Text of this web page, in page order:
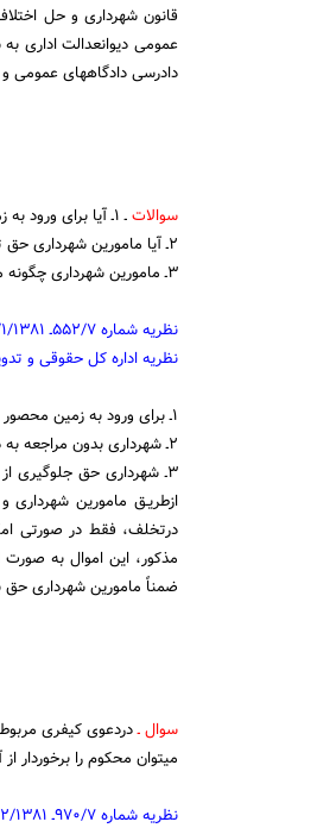
قانون شهرداری و حل
دادرسی دادگاههای عمومی
سوالاتـ ۱ـ آیا برای ورود به زمین محصور نیاز به اجازه رئیس دادگستری هست یا خیر؟
۲ـ آیا مامورین شهرداری حق تخریب بنای غیر مجاز را دارند یا خیر؟
۳ـ مامورین شهرداری چگونه میتوانند از احداث بنای غیر مجاز جلوگیری کنند؟
نظریه شماره ۵۵۲/۷ـ ۲۵/۱/۱۳۸۱
نظریه اداره کل حقوقی و
۱ـ برای ورود به زمین محصور جهت جلوگیری از احداث بنای غیرمجاز اجازه رئیس دادگستری۱۴ لازم است.
۲ـ شهرداری بدون مراجعه به دادگاه حق جلوگیری از عملیات ساختمانی دارد ولی حق تخریب بنای مستحدثه را ندارد.
مذکور، این اموال به
ضمناً مامورین شهرداری حق
سوال ـدردعوی کیفری
میتوان محکوم را برخوردار
نظریه شماره ۹۷۰/۷ـ ۳/۲/۱۳۸۱